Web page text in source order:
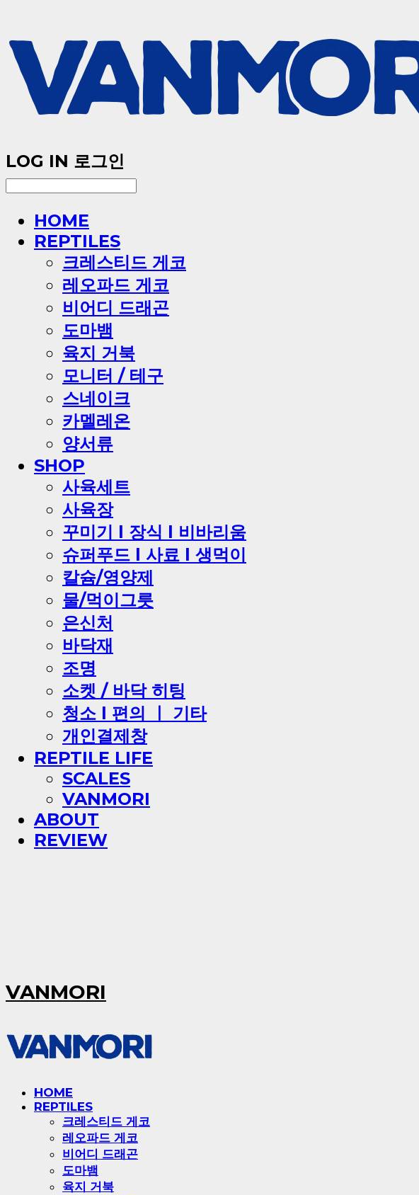
LOG IN 로그인
HOME
REPTILES
크레스티드 게코
레오파드 게코
비어디 드래곤
도마뱀
육지 거북
모니터 / 테구
스네이크
카멜레온
양서류
SHOP
사육세트
사육장
꾸미기 l 장식 l 비바리움
슈퍼푸드 l 사료 l 생먹이
칼슘/영양제
물/먹이그릇
은신처
바닥재
조명
소켓 / 바닥 히팅
청소 l 편의 ㅣ 기타
개인결제창
REPTILE LIFE
SCALES
VANMORI
ABOUT
REVIEW
VANMORI
HOME
REPTILES
크레스티드 게코
레오파드 게코
비어디 드래곤
도마뱀
육지 거북